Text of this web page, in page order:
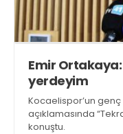
Emir
yerdeyim
Kocaelispor’un
açıklamasında
konuştu.